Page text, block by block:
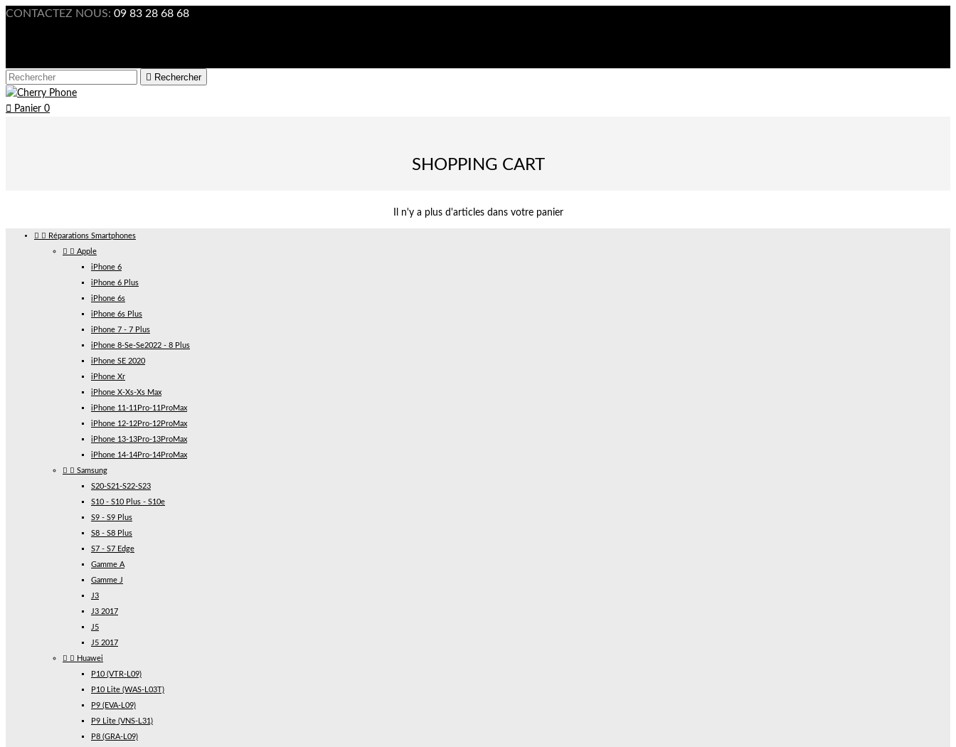
CONTACTEZ NOUS: 09 83 28 68 68
 Rechercher
 Panier 0
SHOPPING CART
Il n'y a plus d'articles dans votre panier
  Réparations Smartphones
  Apple
iPhone 6
iPhone 6 Plus
iPhone 6s
iPhone 6s Plus
iPhone 7 - 7 Plus
iPhone 8-Se-Se2022 - 8 Plus
iPhone SE 2020
iPhone Xr
iPhone X-Xs-Xs Max
iPhone 11-11Pro-11ProMax
iPhone 12-12Pro-12ProMax
iPhone 13-13Pro-13ProMax
iPhone 14-14Pro-14ProMax
  Samsung
S20-S21-S22-S23
S10 - S10 Plus - S10e
S9 - S9 Plus
S8 - S8 Plus
S7 - S7 Edge
Gamme A
Gamme J
J3
J3 2017
J5
J5 2017
  Huawei
P10 (VTR-L09)
P10 Lite (WAS-L03T)
P9 (EVA-L09)
P9 Lite (VNS-L31)
P8 (GRA-L09)